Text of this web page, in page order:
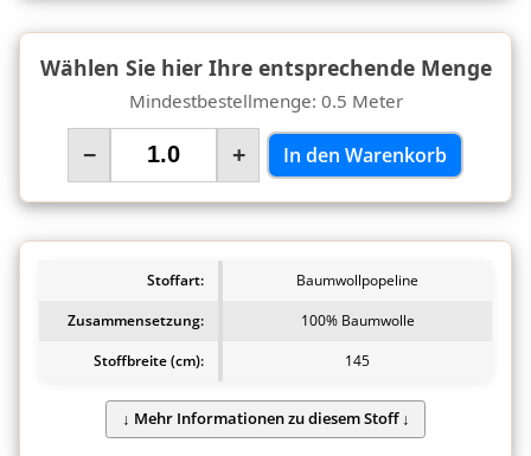
Wählen Sie hier Ihre entsprechende Menge
Mindestbestellmenge: 0.5 Meter
− + In den Warenkorb
Stoffart:
Baumwollpopeline
Zusammensetzung:
100% Baumwolle
Stoffbreite (cm):
145